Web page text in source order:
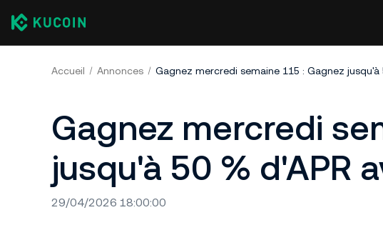
Accueil Annonces
Gagnez mercredi
jusqu'à 50 % d'APR
29/04/2026 18:00:00